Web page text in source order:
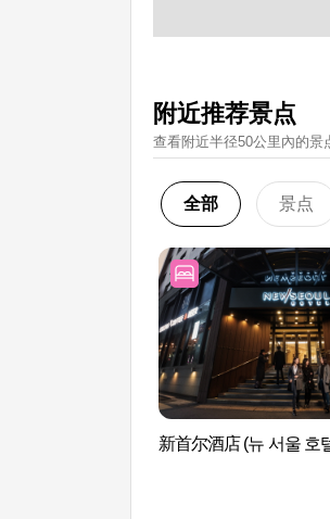
附近推荐景点
查看附近半径50公里內的景
全部 景点
新首尔酒店 (뉴 서울 호